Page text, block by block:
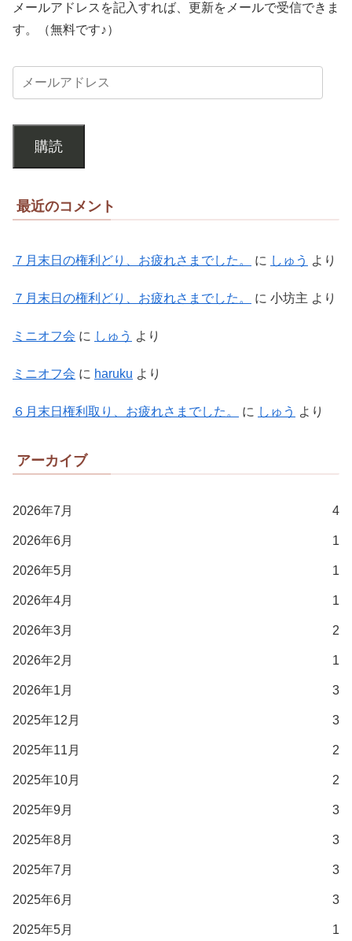
メールアドレスを記入すれば、更新をメールで受信できま
す。（無料です♪）
購読
最近のコメント
７月末日の権利どり、お疲れさまでした。 に しゅう より
７月末日の権利どり、お疲れさまでした。 に 小坊主 より
ミニオフ会 に しゅう より
ミニオフ会 に haruku より
６月末日権利取り、お疲れさまでした。 に しゅう より
アーカイブ
2026年7月 4
2026年6月 1
2026年5月 1
2026年4月 1
2026年3月 2
2026年2月 1
2026年1月 3
2025年12月 3
2025年11月 2
2025年10月 2
2025年9月 3
2025年8月 3
2025年7月 3
2025年6月 3
2025年5月 1